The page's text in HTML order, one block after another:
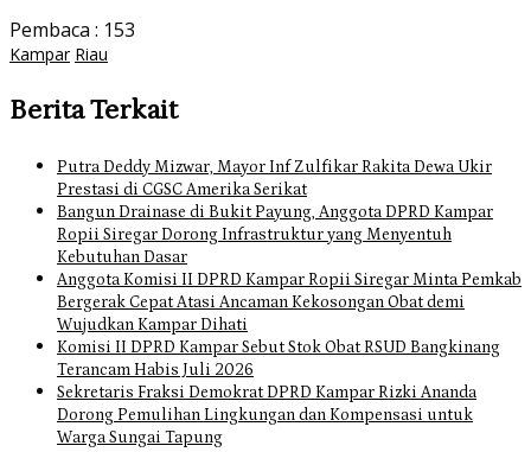
Pembaca : 153
Kampar Riau
Berita Terkait
Putra Deddy Mizwar, Mayor Inf Zulfikar Rakita Dewa Ukir
Prestasi di CGSC Amerika Serikat
Bangun Drainase di Bukit Payung, Anggota DPRD Kampar
Ropii Siregar Dorong Infrastruktur yang Menyentuh
Kebutuhan Dasar
Anggota Komisi II DPRD Kampar Ropii Siregar Minta Pemkab
Bergerak Cepat Atasi Ancaman Kekosongan Obat demi
Wujudkan Kampar Dihati
Komisi II DPRD Kampar Sebut Stok Obat RSUD Bangkinang
Terancam Habis Juli 2026
Sekretaris Fraksi Demokrat DPRD Kampar Rizki Ananda
Dorong Pemulihan Lingkungan dan Kompensasi untuk
Warga Sungai Tapung